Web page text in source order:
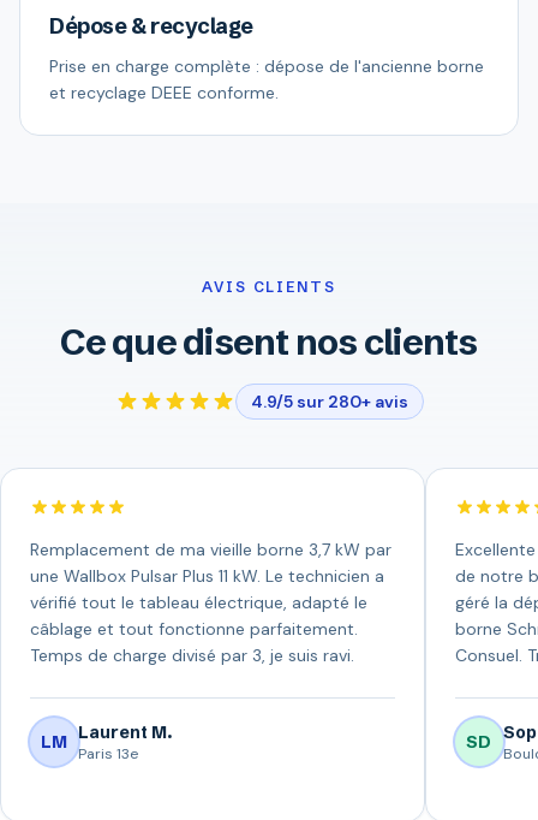
Dépose & recyclage
Prise en charge complète : dépose de l'ancienne borne
et recyclage DEEE conforme.
AVIS CLIENTS
Ce que disent nos clients
4.9/5 sur 280+ avis
Remplacement de ma vieille borne 3,7 kW par
une Wallbox Pulsar Plus 11 kW. Le technicien a
vérifié tout le tableau électrique, adapté le
câblage et tout fonctionne parfaitement.
Temps de charge divisé par 3, je suis ravi.
LM Laurent M.
Paris 13e
de notre
géré la
borne
Consuel.
SD